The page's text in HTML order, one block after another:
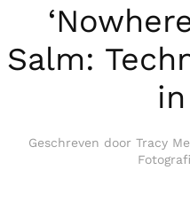
Salm:
Geschreven door Tracy